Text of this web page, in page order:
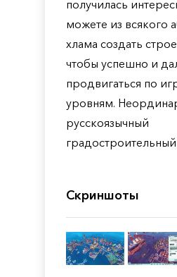
получилась
можете из всякого
хлама создать
чтобы успешно и
продвигаться по
уровням.
русскоязычный
Скриншоты